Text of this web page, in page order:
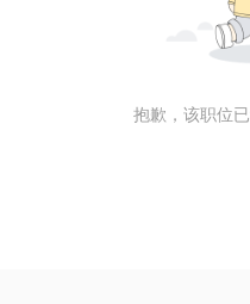
抱歉，该职位